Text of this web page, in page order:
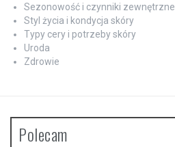
Sezonowość i czynniki zewnętrzne
Styl życia i kondycja skóry
Typy cery i potrzeby skóry
Uroda
Zdrowie
Polecam